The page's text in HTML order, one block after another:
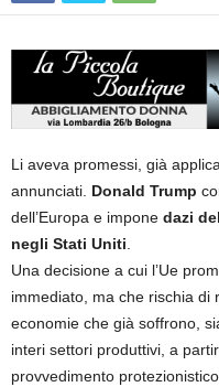
Li aveva promessi, già
annunciati. Donald Trump
dell’Europa e impone dazi
negli Stati Uniti.
Una decisione a cui l’Ue
immediato, ma che rischia di
economie che già soffrono,
interi settori produttivi, a
provvedimento